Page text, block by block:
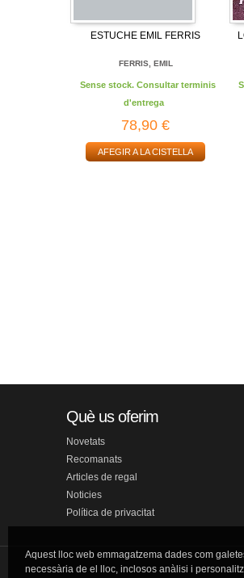
ESTUCHE EMIL FERRIS
FERRIS, EMIL
Sense stock. Consultar terminis
d'entrega
78,90 €
AFEGIR A LA CISTELLA
Què us oferim
Novetats
Recomanats
Articles de regal
Noticies
Política de privacitat
Aquest lloc web emmagatzema dades com
necessària de el lloc, inclosos anàlisi i